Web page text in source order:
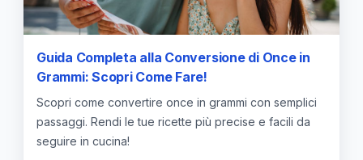
Guida Completa alla Conversione di Once in
Grammi: Scopri Come Fare!
Scopri come convertire once in grammi con semplici
passaggi. Rendi le tue ricette più precise e facili da
seguire in cucina!